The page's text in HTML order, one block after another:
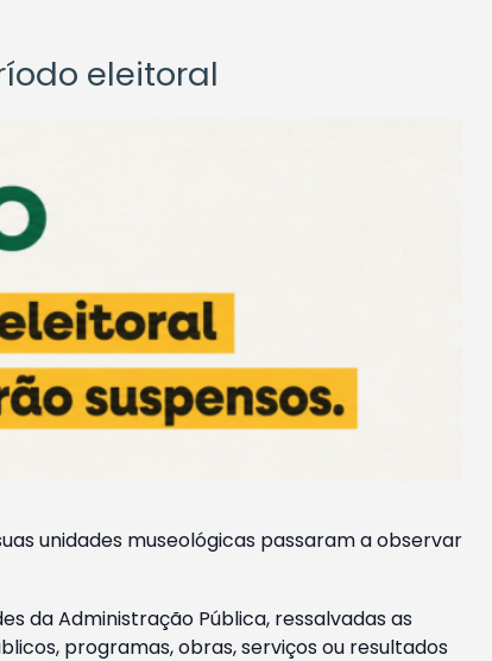
eleitoral
unidades museológicas passaram a observar
da Administração Pública, ressalvadas as
programas, obras, serviços ou resultados